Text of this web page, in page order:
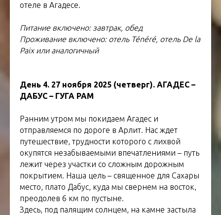
отеле в Агадесе.
Питание включено: завтрак, обед
Проживание включено: отель Ténéré, отель De la
Paix или аналогичный
День 4. 27 ноября 2025 (четверг). АГАДЕС –
ДАБУС – ГУГА РАМ
Ранним утром мы покидаем Агадес и
отправляемся по дороге в Арлит. Нас ждет
путешествие, трудности которого с лихвой
окупятся незабываемыми впечатлениями – путь
лежит через участки со сложным дорожным
покрытием. Наша цель – священное для Сахары
место, плато Дабус, куда мы свернем на восток,
преодолев 6 км по пустыне.
Здесь, под палящим солнцем, на камне застыла